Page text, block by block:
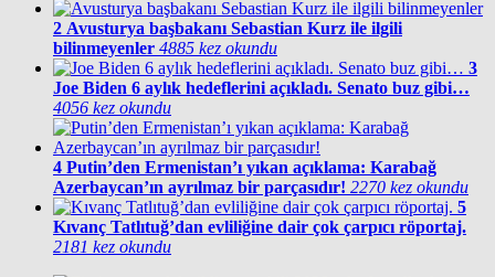
2 Avusturya başbakanı Sebastian Kurz ile ilgili
bilinmeyenler 4885 kez okundu
3
Joe Biden 6 aylık hedeflerini açıkladı. Senato buz gibi…
4056 kez okundu
4 Putin’den Ermenistan’ı yıkan açıklama: Karabağ
Azerbaycan’ın ayrılmaz bir parçasıdır! 2270 kez okundu
5
Kıvanç Tatlıtuğ’dan evliliğine dair çok çarpıcı röportaj.
2181 kez okundu